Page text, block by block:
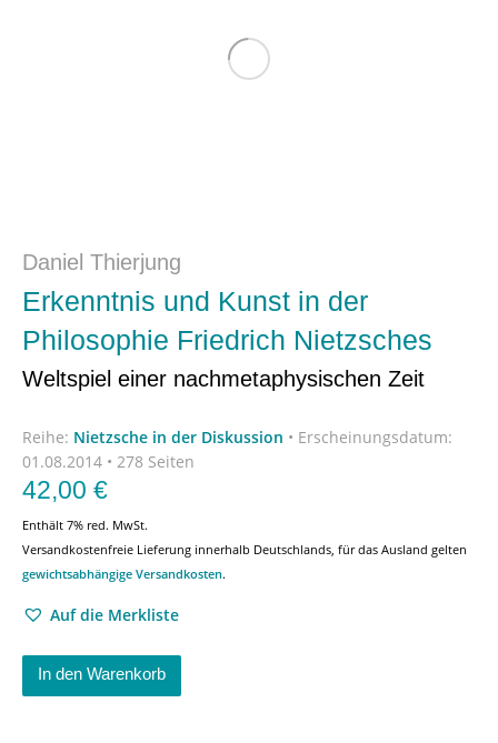
Daniel Thierjung
Erkenntnis und Kunst in der
Philosophie Friedrich Nietzsches
Weltspiel einer nachmetaphysischen Zeit
Reihe: Nietzsche in der Diskussion • Erscheinungsdatum:
01.08.2014 • 278 Seiten
42,00 €
Enthält 7% red. MwSt.
Versandkostenfreie Lieferung innerhalb Deutschlands, für das Ausland gelten
gewichtsabhängige Versandkosten.
Auf die Merkliste
In den Warenkorb